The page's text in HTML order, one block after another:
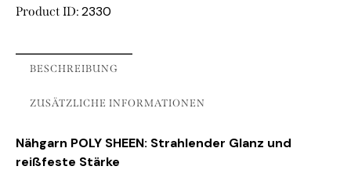
Product ID: 2330
BESCHREIBUNG
ZUSÄTZLICHE INFORMATIONEN
Nähgarn POLY SHEEN: Strahlender Glanz und
reißfeste Stärke